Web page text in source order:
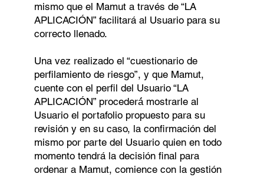
mismo que el Mamut a través de “LA
APLICACIÓN” facilitará al Usuario para su
correcto llenado.
Una vez realizado el “cuestionario de
perfilamiento de riesgo”, y que Mamut,
cuente con el perfil del Usuario “LA
APLICACIÓN” procederá́ mostrarle al
Usuario el portafolio propuesto para su
revisión y en su caso, la confirmación del
mismo por parte del Usuario quien en todo
momento tendrá la decisión final para
ordenar a Mamut, comience con la gestión